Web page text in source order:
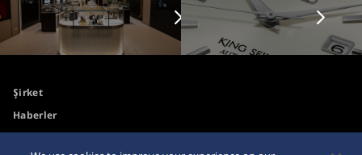
Şirket
Haberler